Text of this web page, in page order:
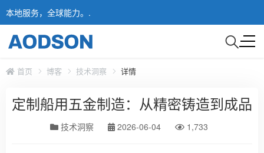
本地服务，全球能力。.
首页 博客 技术洞察 详情
定制船用五金制造：从精密铸造到成品
技术洞察 2026-06-04 1,733